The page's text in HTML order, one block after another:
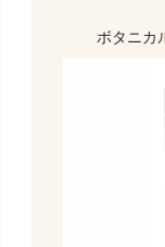
ボタニカ